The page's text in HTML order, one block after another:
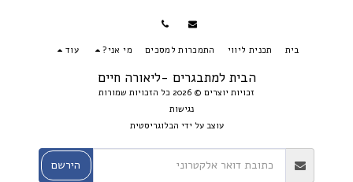
הבית למתבגרים -ליאורה חיים
זכויות יוצרים © 2026 כל הזכויות שמורות
נגישות
עוצב על ידי הבלוגריסטית
בית תכנית ליווי התמכרות למסכים מי אני? עוד
הירשם